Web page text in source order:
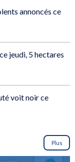
annoncés ce
jeudi, 5 hectares
voit noir ce
Plus